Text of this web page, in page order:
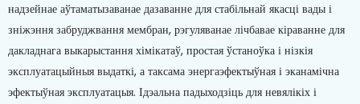
надзейнае аўтаматызаванае дазаванне для стабільнай якасці вады і
зніжэння забруджвання мембран, рэгуляванае лічбавае кіраванне для
дакладнага выкарыстання хімікатаў, простая ўстаноўка і нізкія
эксплуатацыйныя выдаткі, а таксама энергаэфектыўная і эканамічна
эфектыўная эксплуатацыя. Ідэальна падыходзіць для невялікіх і